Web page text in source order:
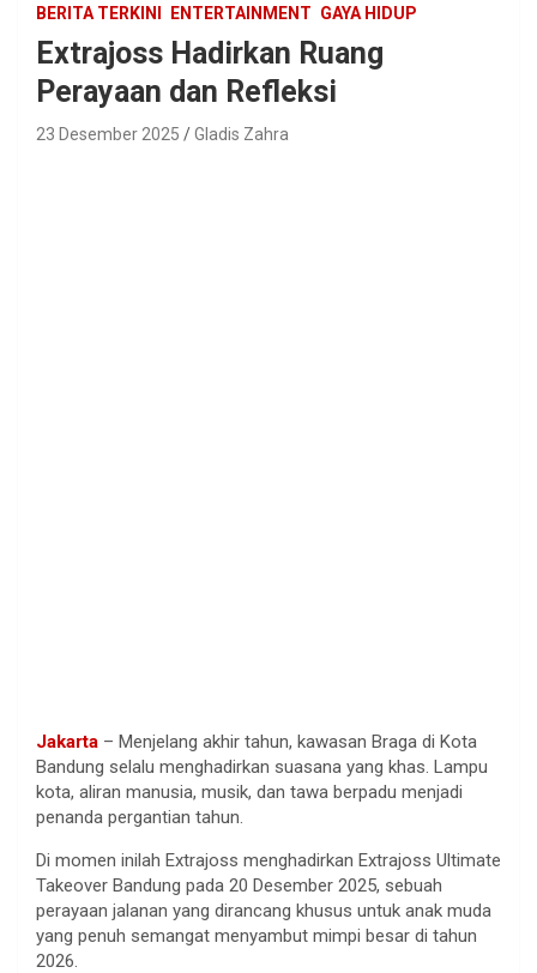
BERITA TERKINI ENTERTAINMENT GAYA HIDUP
Extrajoss Hadirkan Ruang
Perayaan dan Refleksi
23 Desember 2025 Gladis Zahra
Jakarta – Menjelang akhir tahun, kawasan Braga di Kota
Bandung selalu menghadirkan suasana yang khas. Lampu
kota, aliran manusia, musik, dan tawa berpadu menjadi
penanda pergantian tahun.
Di momen inilah Extrajoss menghadirkan Extrajoss Ultimate
Takeover Bandung pada 20 Desember 2025, sebuah
perayaan jalanan yang dirancang khusus untuk anak muda
yang penuh semangat menyambut mimpi besar di tahun
2026.